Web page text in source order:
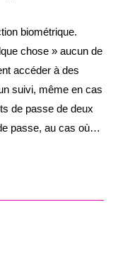
biométrique.
chose » aucun de
accéder à des
suivi, même en cas
de passe de deux
passe, au cas où…